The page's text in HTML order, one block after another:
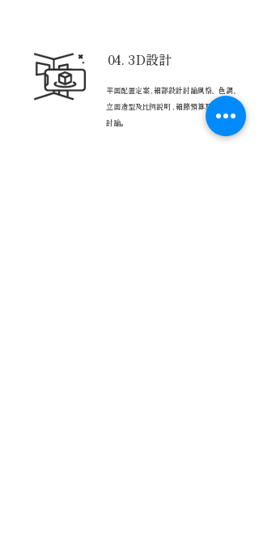
04. 3D設計
平面配置定案 , 細部設計討論風格、色調、
立面造型及比例說明 , 細節預算及工程進度
討論。